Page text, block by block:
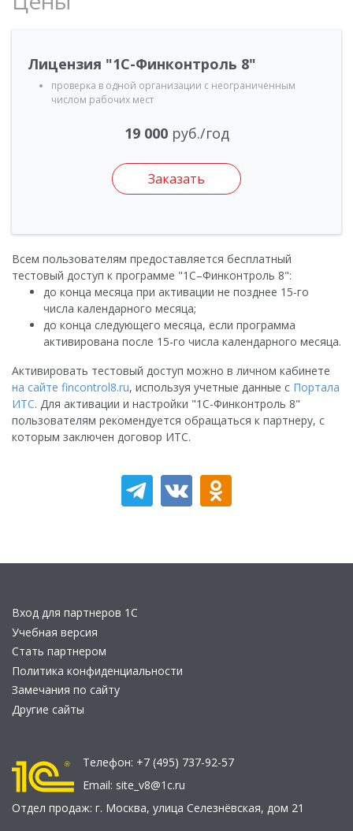
Лицензия "1С-Финконтроль 8"
проверка в одной организации с неограниченным
числом рабочих мест
19 000 руб./год
Заказать
Всем пользователям предоставляется бесплатный
тестовый доступ к программе "1С–Финконтроль 8":
до конца месяца при активации не позднее 15-го
числа календарного месяца;
до конца следующего месяца, если программа
активирована после 15-го числа календарного месяца.
Активировать тестовый доступ можно в личном кабинете
на сайте fincontrol8.ru, используя учетные данные с Портала
ИТС. Для активации и настройки "1С-Финконтроль 8"
пользователям рекомендуется обращаться к партнеру, с
которым заключен договор ИТС.
Вход для партнеров 1С
Учебная версия
Стать партнером
Политика конфиденциальности
Замечания по сайту
Другие сайты
Телефон: +7 (495) 737-92-57
Email: site_v8@1c.ru
Отдел продаж: г. Москва, улица Селезнёвская, дом 21